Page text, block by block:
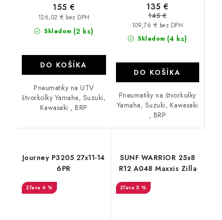
Skladom (2 ks)
126,02 € bez DPH
155 €
DO KOŠÍKA
Pneumatiky na UTV
štvorkolky Yamaha, Suzuki,
Kawasaki , BRP
Skladom (4 ks)
109,76 € bez DPH
135 €
145 €
DO KOŠÍKA
Pneumatiky na štvorkolky
Yamaha, Suzuki, Kawasaki
, BRP
Journey P3205 27x11-14
6PR
4 %
SUNF WARRIOR 25x8
R12 A048 Maxxis Zilla
5 %